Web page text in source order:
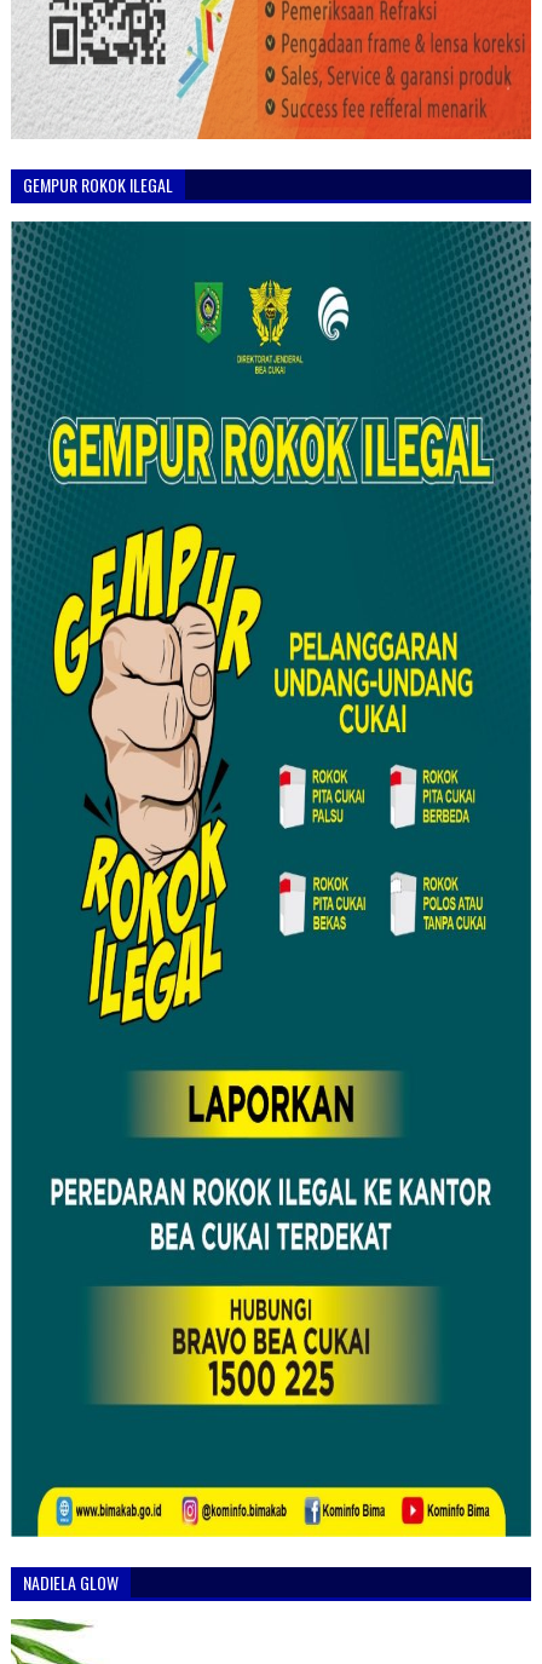
GEMPUR ROKOK ILEGAL
NADIELA GLOW